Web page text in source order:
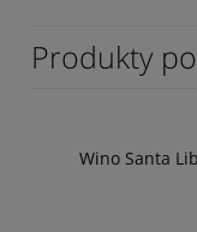
Produkty
Wino Santa